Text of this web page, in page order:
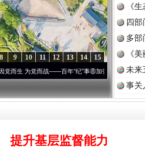
15
14
13
12
11
10
9
8
党而战——百年“纪”事⑧加强纪律..·[视频] 牢记初心
《
读
四
多部
《
未来
事关
提升基层监督能力